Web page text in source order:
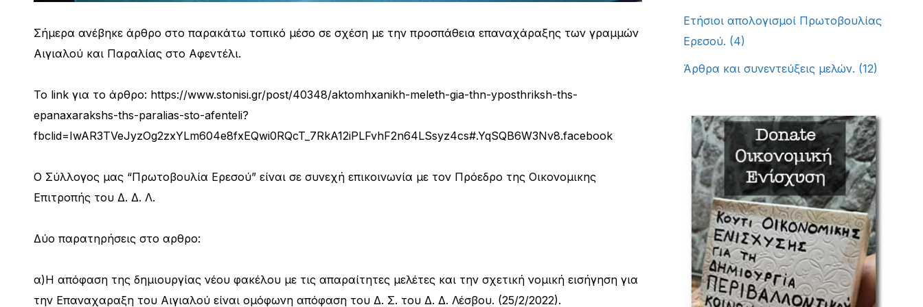
Σήμερα ανέβηκε άρθρο στο παρακάτω τοπικό μέσο σε σχέση με την προσπάθεια επαναχάραξης των γραμμών
Αιγιαλού και Παραλίας στο Αφεντέλι.
Το link για το άρθρο: https://www.stonisi.gr/post/40348/aktomhxanikh-meleth-gia-thn-yposthriksh-ths-
epanaxarakshs-ths-paralias-sto-afenteli?
fbclid=IwAR3TVeJyzOg2zxYLm604e8fxEQwi0RQcT_7RkA12iPLFvhF2n64LSsyz4cs#.YqSQB6W3Nv8.facebook
Ο Σύλλογος μας “Πρωτοβουλία Ερεσού” είναι σε συνεχή επικοινωνία με τον Πρόεδρο της Οικονομικης
Επιτροπής του Δ. Δ. Λ.
Δύο παρατηρήσεις στο αρθρο:
α)Η απόφαση της δημιουργίας νέου φακέλου με τις απαραίτητες μελέτες και την σχετική νομική εισήγηση για
την Επαναχαραξη του Αιγιαλού είναι ομόφωνη απόφαση του Δ. Σ. του Δ. Δ. Λέσβου. (25/2/2022).
Ετήσιοι απολογισμοί Πρωτοβουλίας
Ερεσού. (4)
Άρθρα και συνεντεύξεις μελών. (12)